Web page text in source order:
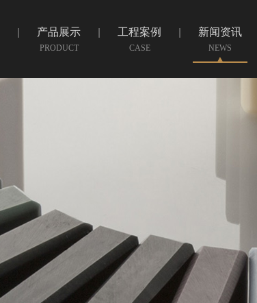
产品展示
PRODUCT
工程案例
CASE
新闻资讯
NEWS